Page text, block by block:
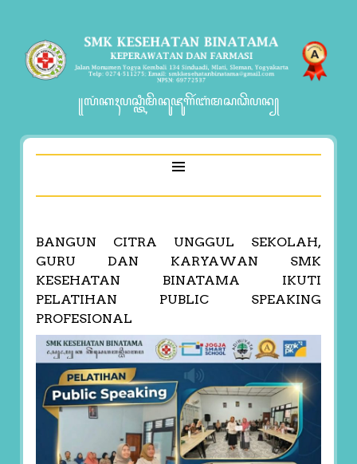
꧋ꦭꦁꦏꦃꦥꦱ꧀ꦠꦶꦩꦼꦤꦸꦗꦸꦒꦼꦂꦧꦁꦩꦱꦣꦼꦥꦤ꧀
BANGUN CITRA UNGGUL SEKOLAH,
GURU DAN KARYAWAN SMK
KESEHATAN BINATAMA IKUTI
PELATIHAN PUBLIC SPEAKING
PROFESIONAL